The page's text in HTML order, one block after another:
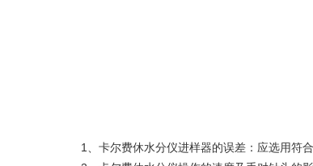
1、卡尔费休水分仪进样器的误差：应选用符合